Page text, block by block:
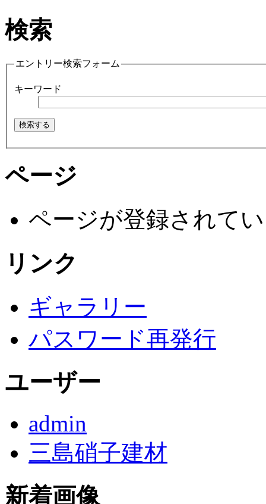
検索
エントリー検索フォーム
キーワード
ページ
ページが登録されて
リンク
ギャラリー
パスワード再発行
ユーザー
admin
三島硝子建材
新着画像